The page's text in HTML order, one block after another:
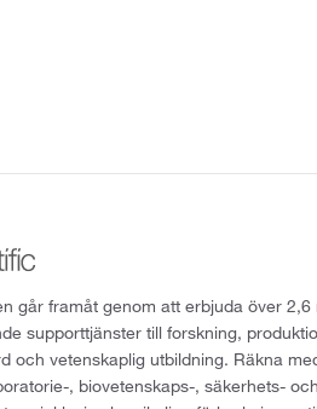
går framåt genom att erbjuda över 2,6
supporttjänster till forskning,
och vetenskaplig utbildning. Räkna
, biovetenskaps-, säkerhets- och